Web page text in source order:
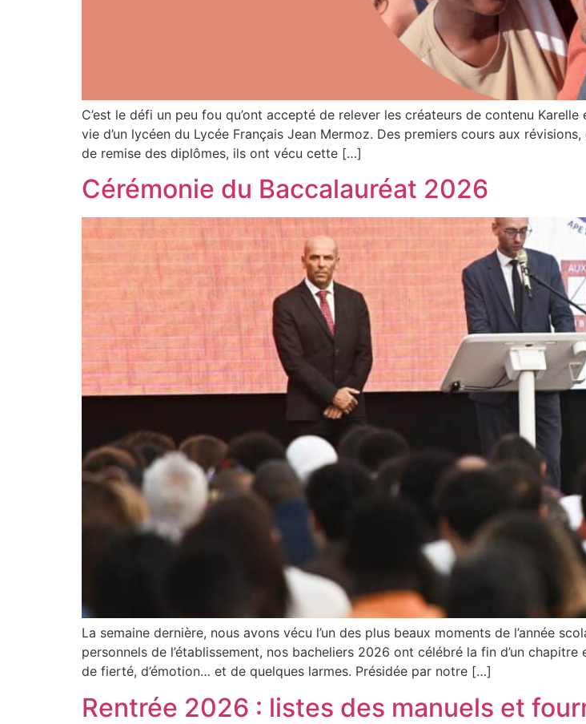
C’est le défi un peu fou qu’ont accepté de relever les créateurs de contenu
vie d’un lycéen du Lycée Français Jean Mermoz. Des premiers cours aux
de remise des diplômes, ils ont vécu cette […]
Cérémonie du Baccalauréat 2026
La semaine dernière, nous avons vécu l’un des plus beaux moments de l’année
personnels de l’établissement, nos bacheliers 2026 ont célébré la fin d’un
de fierté, d’émotion… et de quelques larmes. Présidée par notre […]
Rentrée 2026 : listes des manuels et